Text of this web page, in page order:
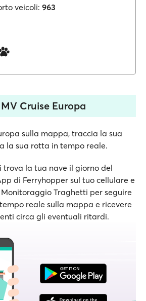
veicoli: 963
Cruise Europa
sulla mappa, traccia la sua
la sua rotta in tempo reale.
trova la tua nave il giorno del
di Ferryhopper sul tuo cellulare e
Traghetti per seguire
reale sulla mappa e ricevere
circa gli eventuali ritardi.